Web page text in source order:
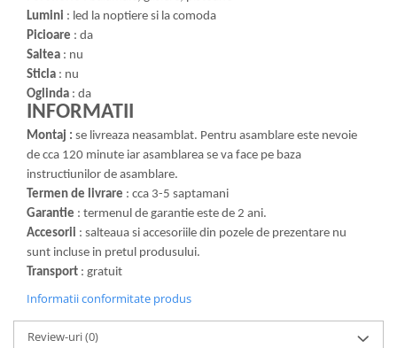
Lumini : led la noptiere si la comoda
Picioare : da
Saltea : nu
Sticla : nu
Oglinda : da
INFORMATII
Montaj : se livreaza neasamblat. Pentru asamblare este nevoie
de cca 120 minute iar asamblarea se va face pe baza
instructiunilor de asamblare.
Termen de livrare : cca 3-5 saptamani
Garantie : termenul de garantie este de 2 ani.
Accesorii : salteaua si accesoriile din pozele de prezentare nu
sunt incluse in pretul produsului.
Transport : gratuit
Informatii conformitate produs
Review-uri(0)